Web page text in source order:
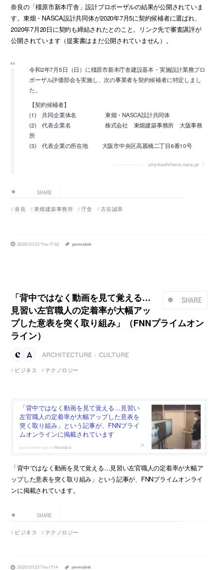
奈良の「橿原市新本庁舎」設計プロポーザルの結果が公開されていま
す。東畑・NASCA設計共同体が2020年7月5に契約候補者に選ばれ、
2020年7月20日に契約も締結されたとのこと。リンク先で審査講評が
公開されています（提案書はまだ公開されていません）。
令和2年7月5日（日）に橿原市新本庁舎建設基本・実施設計業務プロ
ポーザル評価部会を実施し、次の事業者を契約候補者に特定しまし
た。
【契約候補者】
(1) 共同企業体名 東畑・NASCA設計共同体
(2) 代表企業名 株式会社 東畑建築事務所 大阪事務
所
(3) 代表企業の所在地 大阪市中央区高麗橋二丁目6番10号
city.kashihara.nara.jp
SHARE
奈良 東畑建築事務所 庁舎 古谷誠章
2020.07.23 Thu 17:32 permalink
SHARE
「背中ではなく動画を見て覚える…
見習い左官職人の定着率が大幅アッ
プした意表を突く取り組み」（FNNプライムオン
ライン）
ARCHITECTURE
CULTURE
ビジネス
テクノロジー
「背中ではなく動画を見て覚える…見習い
左官職人の定着率が大幅アップした意表を
突く取り組み」という記事が、FNNプライ
ムオンラインに掲載されています
this.kiji.is
「背中ではなく動画を見て覚える…見習い左官職人の定着率が大幅ア
ップした意表を突く取り組み」という記事が、FNNプライムオンライ
ンに掲載されています。
SHARE
ビジネス テクノロジー
2020.07.23 Thu 17:14 permalink